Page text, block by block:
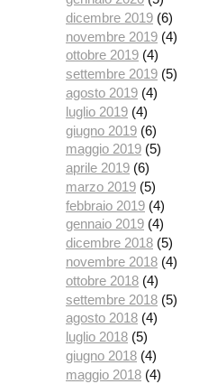
dicembre 2019 (6)
novembre 2019 (4)
ottobre 2019 (4)
settembre 2019 (5)
agosto 2019 (4)
luglio 2019 (4)
giugno 2019 (6)
maggio 2019 (5)
aprile 2019 (6)
marzo 2019 (5)
febbraio 2019 (4)
gennaio 2019 (4)
dicembre 2018 (5)
novembre 2018 (4)
ottobre 2018 (4)
settembre 2018 (5)
agosto 2018 (4)
luglio 2018 (5)
giugno 2018 (4)
maggio 2018 (4)